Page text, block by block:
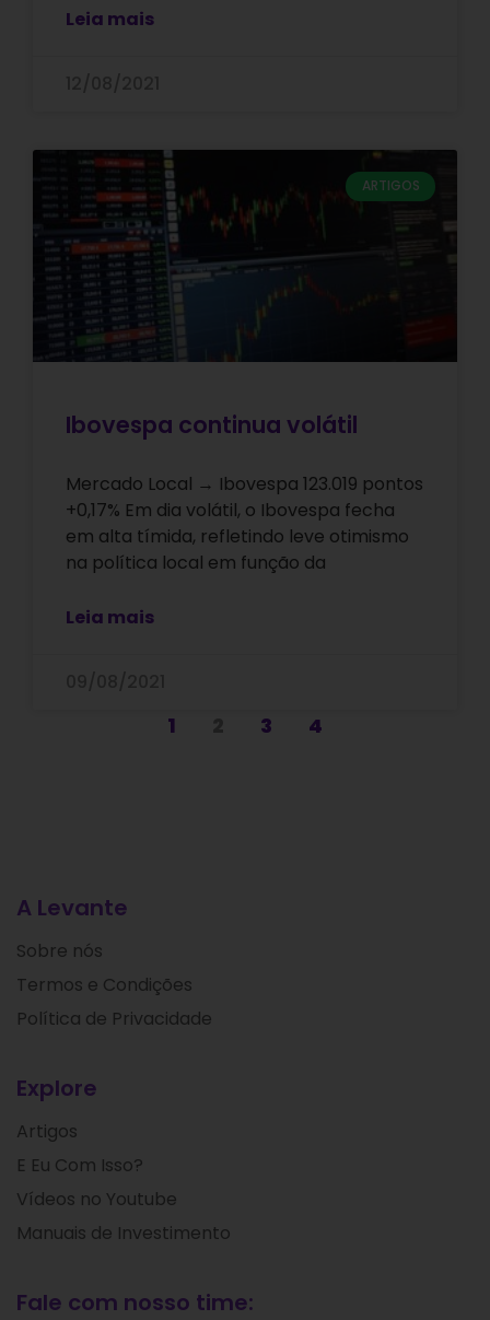
Leia mais
ARTIGOS
Ibovespa continua volátil
Mercado Local → Ibovespa 123.019 pontos
+0,17% Em dia volátil, o Ibovespa fecha
em alta tímida, refletindo leve otimismo
na política local em função da
Leia mais
1 3 4
A Levante
Sobre nós
Termos e Condições
Política de Privacidade
Explore
Artigos
E Eu Com Isso?
Vídeos no Youtube
Manuais de Investimento
Fale com nosso time: